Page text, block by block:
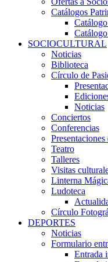
Catálogos
Catálogo
SOCIOCULTURAL
Noticias
Biblioteca
Círculo de
Noticias
Conciertos
Conferencias
Teatro
Talleres
Visitas
Linterna
Ludoteca
Círculo
DEPORTES
Noticias
Formulario
Entrada